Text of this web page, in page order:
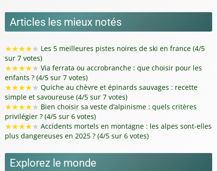
Articles les mieux notés
★★★★★ Les 5 meilleures pistes noires de ski en france (4/5
sur 7 votes)
★★★★★ Via ferrata ou accrobranche : que choisir pour les
enfants ? (4/5 sur 7 votes)
★★★★★ Quiche au chèvre et épinards sauvages : recette
simple et savoureuse (4/5 sur 7 votes)
★★★★★ Bien choisir sa veste d’alpinisme : quels critères
privilégier ? (4/5 sur 6 votes)
★★★★★ Accidents mortels en montagne : les alpes sont-elles
plus dangereuses en 2025 ? (4/5 sur 6 votes)
Explorez le monde